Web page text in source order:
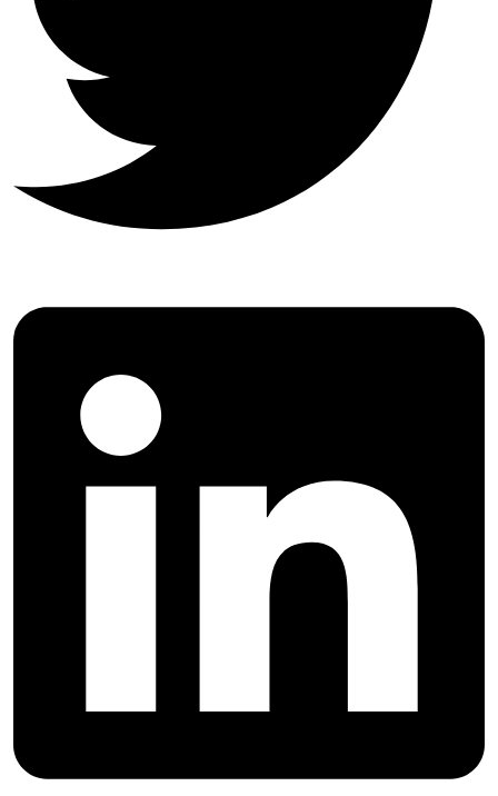
DÉVELOPPEMENT